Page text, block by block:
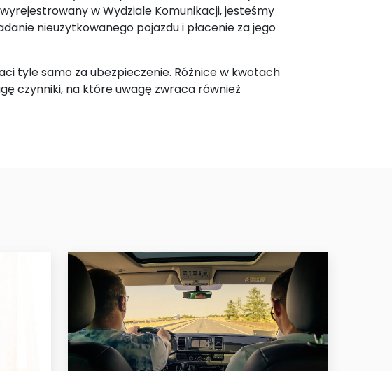
w Wydziale Komunikacji, jesteśmy
nieużytkowanego pojazdu i płacenie za jego
tyle samo za ubezpieczenie. Różnice w kwotach
czynniki, na które uwagę zwraca również